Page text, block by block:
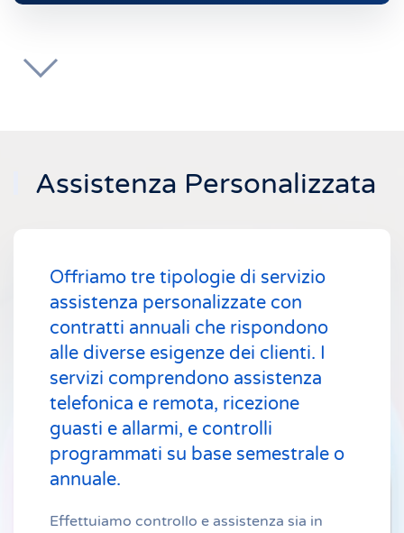
Assistenza Personalizzata
Offriamo tre tipologie di servizio
assistenza personalizzate con
contratti annuali che rispondono
alle diverse esigenze dei clienti. I
servizi comprendono assistenza
telefonica e remota, ricezione
guasti e allarmi, e controlli
programmati su base semestrale o
annuale.
Effettuiamo controllo e assistenza sia in